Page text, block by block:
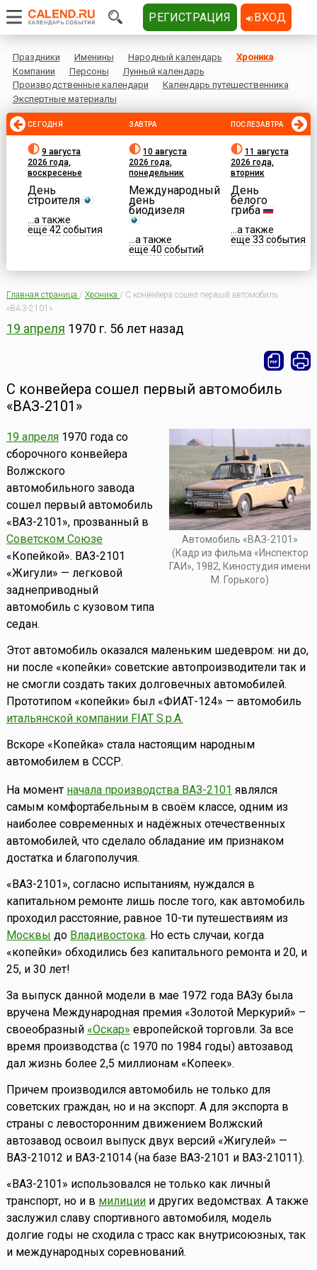
Праздники Именины Народный календарь
Хроника
Компании
Персоны
Лунный календарь
Производственные календари
Календарь путешественника
Экспертные материалы
СЕГОДНЯ
9 августа
2026 года,
воскресенье
День
строителя
...а также
еще 42 события
ЗАВТРА
10 августа
2026 года,
понедельник
Международный
день
биодизеля
...а также
еще 40 событий
ПОСЛЕЗАВТРА
11 августа
2026 года,
вторник
День
белого
гриба
...а также
еще 33 события
Главная страница / Хроника / С конвейера сошел первый автомобиль
«ВАЗ-2101»
19 апреля 1970 г. 56 лет назад
С конвейера сошел первый автомобиль
«ВАЗ-2101»
Автомобиль «ВАЗ-2101»
(Кадр из фильма «Инспектор
ГАИ», 1982, Киностудия имени
М. Горького)
19 апреля1970 года со
сборочного конвейера
Волжского
автомобильного завода
сошел первый автомобиль
«ВАЗ-2101», прозванный в
Советском Союзе
«Копейкой». ВАЗ-2101
«Жигули» — легковой
заднеприводный
автомобиль с кузовом типа
седан.
Этот автомобиль оказался маленьким шедевром: ни до,
ни после «копейки» советские автопроизводители так и
не смогли создать таких долговечных автомобилей.
Прототипом «копейки» был «ФИАТ-124» — автомобиль
итальянской компании FIAT S.p.A.
Вскоре «Копейка» стала настоящим народным
автомобилем в СССР.
На момент начала производства ВАЗ-2101 являлся
самым комфортабельным в своём классе, одним из
наиболее современных и надёжных отечественных
автомобилей, что сделало обладание им признаком
достатка и благополучия.
«ВАЗ-2101», согласно испытаниям, нуждался в
капитальном ремонте лишь после того, как автомобиль
проходил расстояние, равное 10-ти путешествиям из
Москвы до Владивостока. Но есть случаи, когда
«копейки» обходились без капитального ремонта и 20, и
25, и 30 лет!
За выпуск данной модели в мае 1972 года ВАЗу была
вручена Международная премия «Золотой Меркурий» –
своеобразный «Оскар» европейской торговли. За все
время производства (с 1970 по 1984 годы) автозавод
дал жизнь более 2,5 миллионам «Копеек».
Причем производился автомобиль не только для
советских граждан, но и на экспорт. А для экспорта в
страны с левосторонним движением Волжский
автозавод освоил выпуск двух версий «Жигулей» —
ВАЗ-21012 и ВАЗ-21014 (на базе ВАЗ-2101 и ВАЗ-21011).
«ВАЗ-2101» использовался не только как личный
транспорт, но и в милициии других ведомствах. А также
заслужил славу спортивного автомобиля, модель
долгие годы не сходила с трасс как внутрисоюзных, так
и международных соревнований.
РЕГИСТРАЦИЯ ВХОД